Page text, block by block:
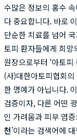
수많은 정보의 홍수
다 중요합니다. 바로
단순한 치료를 넘어
토피 환자들에게 희
원장으로부터 ‘아토
(사)대한아토피협회
한 명예가 아닙니다.
검증이자, 다른 어떤
인 가려움과 피부 염
천’이라는 검색어에